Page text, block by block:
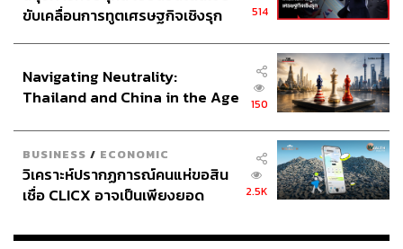
ขับเคลื่อนการทูตเศรษฐกิจเชิงรุก
514
Navigating Neutrality:
Thailand and China in the Age
150
BUSINESS / ECONOMIC
วิเคราะห์ปรากฏการณ์คนแห่ขอสิน
เชื่อ CLICX อาจเป็นเพียงยอด
เรือนไทยที่ถูกซุกไว้
2.5K